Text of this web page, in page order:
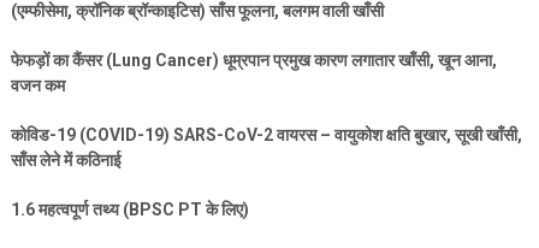
(एम्फीसेमा,क्रॉनिक ब्रॉन्काइटिस) साँस फूलना,बलगम वाली खाँसी
फेफड़ों का कैंसर (Lung Cancer) धूम्रपान प्रमुख कारण लगातार खाँसी,खून आना,
वजन कम
कोविड-19 (COVID-19) SARS-CoV-2वायरस – वायुकोश क्षति बुखार,सूखी खाँसी,
साँस लेने में कठिनाई
1.6महत्वपूर्ण तथ्य (BPSC PTके लिए)